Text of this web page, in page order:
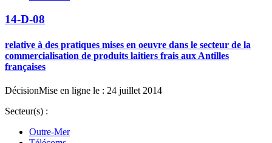
14-D-08
relative à des pratiques mises en oeuvre dans le secteur de la
commercialisation de produits laitiers frais aux Antilles
françaises
DécisionMise en ligne le : 24 juillet 2014
Secteur(s) :
Outre-Mer